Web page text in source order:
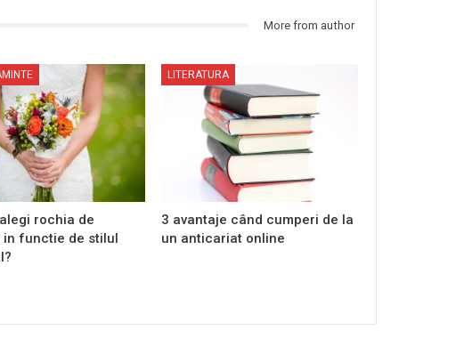
More from author
rochia de
in functie de stilul
LITERATURA
3 avantaje când cumperi de la
un anticariat online